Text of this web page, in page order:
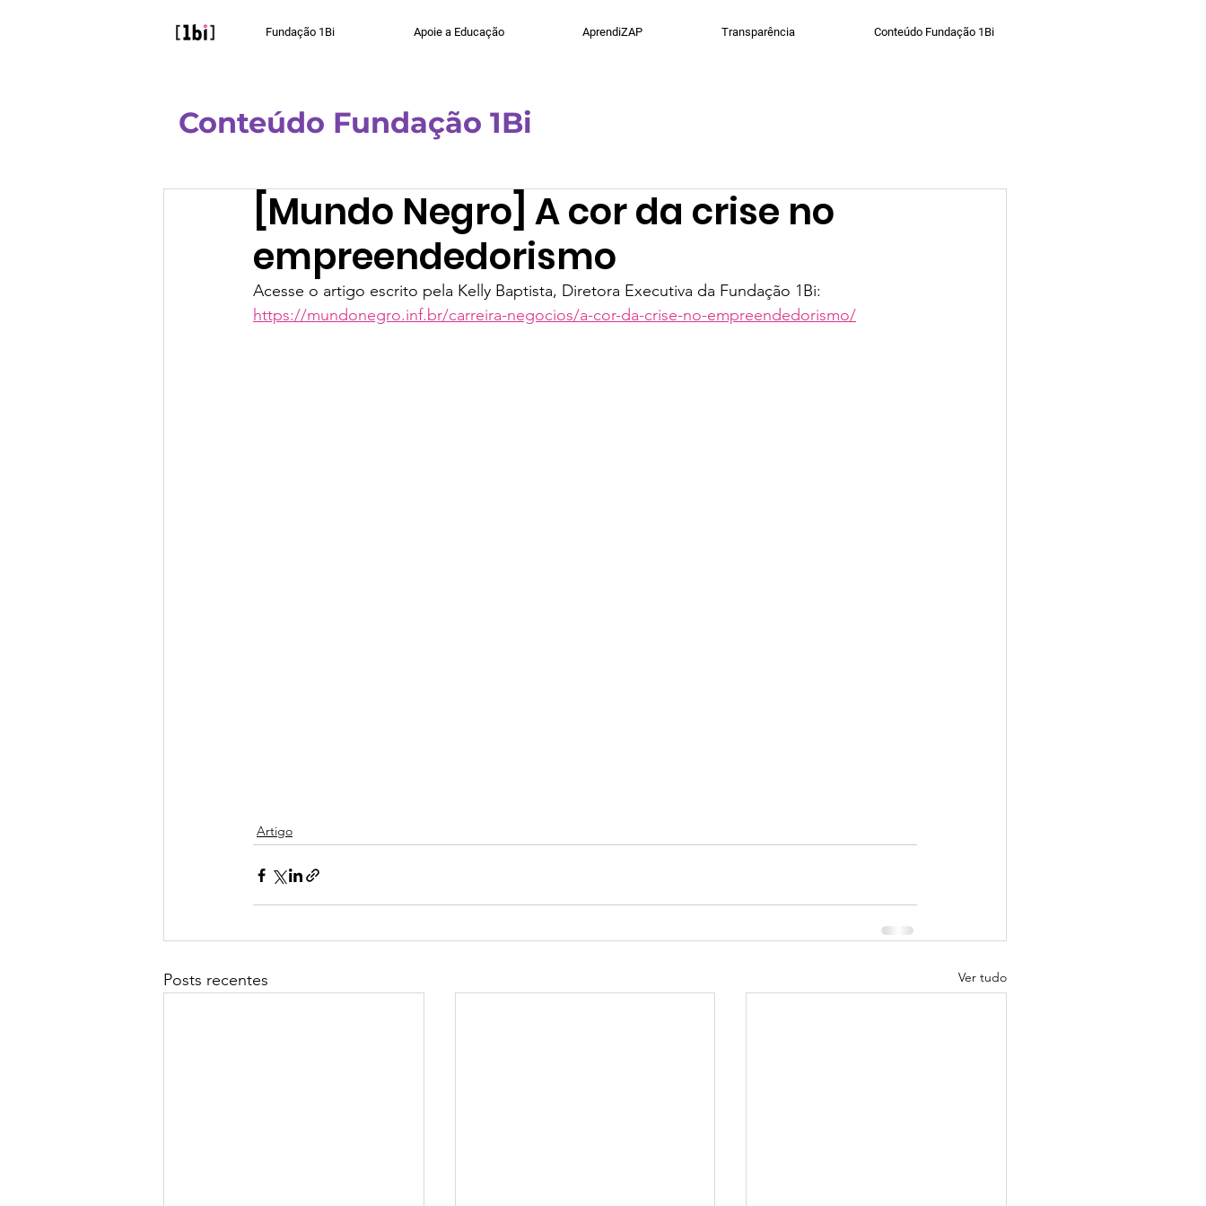
Fundação 1Bi Apoie a Educação AprendiZAP Transparência Conteúdo Fundação 1Bi
All Posts AprendiZAP Potencialize 1Bi Labs
[Mundo Negro] A cor da crise no
empreendedorismo
Acesse o artigo escrito pela Kelly Baptista, Diretora Executiva da Fundação 1Bi:
https://mundonegro.inf.br/carreira-negocios/a-cor-da-crise-no-empreendedorismo/
Artigo
Posts recentes Ver tudo
Conteúdo Fundação 1Bi